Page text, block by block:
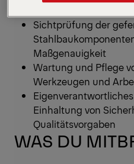
Sichtprüfung der
Maßgenauigkeit
Wartung und Pflege
Werkzeugen und
Einhaltung von
Qualitätsvorgaben
WAS DU